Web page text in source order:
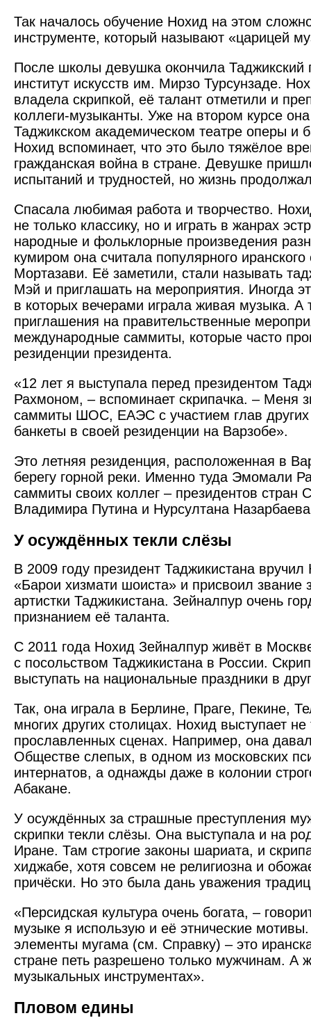
Так началось обучение Нохид на этом
инструменте, который называют «царицей
После школы девушка окончила Таджикский
институт искусств им. Мирзо Турсунзаде.
владела скрипкой, её талант отметили и
коллеги-музыканты. Уже на втором курсе
Таджикском академическом театре оперы и
Нохид вспоминает, что это было тяжёлое
гражданская война в стране. Девушке
испытаний и трудностей, но жизнь
Спасала любимая работа и творчество.
не только классику, но и играть в жанрах
народные и фольк­лорные произведения
кумиром она считала популярного
Мортазави. Её заметили, стали называть
Мэй и приглашать на мероприятия. Иногда
в которых вечерами играла живая музыка.
приглашения на правительственные
международные саммиты, которые часто
резиденции президента.
«12 лет я выступала перед президентом
Рахмоном, – вспоминает скрипачка. – Меня
саммиты ШОС, ЕАЭС с участием глав других
банкеты в своей резиденции на Варзобе».
Это летняя резиденция, расположенная в
берегу горной реки. Именно туда Эмомали
саммиты своих коллег – президентов стран
Владимира Путина и Нурсултана
У осуждённых текли слёзы
В 2009 году президент Таджикистана
«Барои хизмати шоиста» и присвоил звание
артистки Таджикистана. Зейналпур очень
признанием её таланта.
С 2011 года Нохид Зейналпур живёт в
с посольством Таджикистана в России.
выступать на национальные праздники в
Так, она играла в Берлине, Праге, Пекине,
многих других столицах. Нохид выступает не
прославленных сценах. Например, она
Обществе слепых, в одном из московских
интернатов, а однажды даже в колонии
Абакане.
У осуждённых за страшные преступления
скрипки текли слёзы. Она выступала и на
Иране. Там строгие законы шариата, и
хиджабе, хотя совсем не религиозна и
причёски. Но это была дань уважения
«Персидская культура очень богата, –
музыке я использую и её этнические
элементы мугама (см. Справку) – это
стране петь разрешено только мужчинам. А
музыкальных инструментах».
Пловом едины